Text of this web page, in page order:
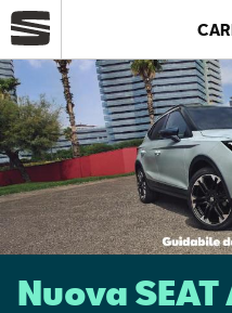
Azienda
Modelli
Offerte
Service
Nuova